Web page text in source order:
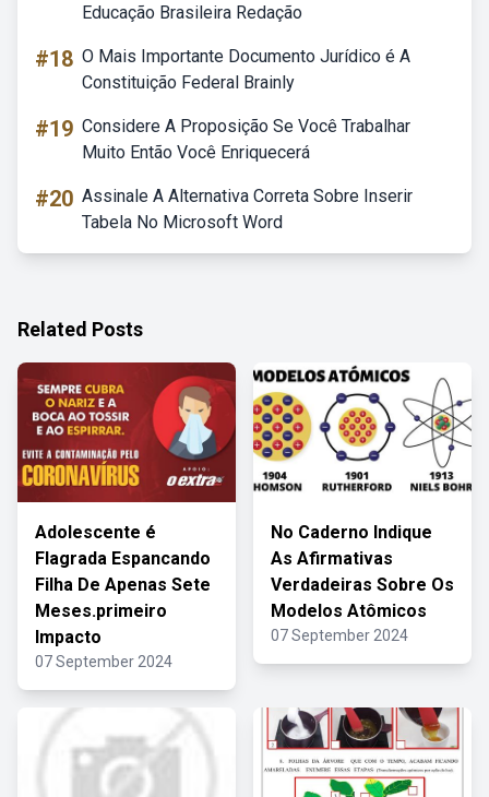
Educação Brasileira Redação
#18 O Mais Importante Documento Jurídico é A
Constituição Federal Brainly
#19 Considere A Proposição Se Você Trabalhar
Muito Então Você Enriquecerá
#20 Assinale A Alternativa Correta Sobre Inserir
Tabela No Microsoft Word
Related Posts
Adolescente é
Flagrada Espancando
Filha De Apenas Sete
Meses.primeiro
Impacto
07 September 2024
No Caderno Indique
As Afirmativas
Verdadeiras Sobre Os
Modelos Atômicos
07 September 2024